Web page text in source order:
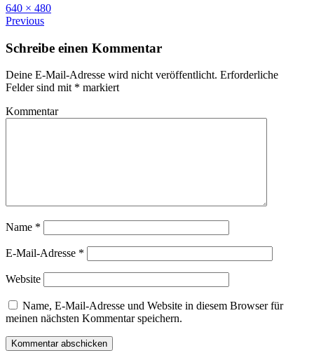
Full
size
640 × 480
Previous
Schreibe einen Kommentar
Deine E-Mail-Adresse wird nicht veröffentlicht. Erforderliche
Felder sind mit * markiert
Kommentar
Name *
E-Mail-Adresse *
Website
Name, E-Mail-Adresse und Website in diesem Browser für
meinen nächsten Kommentar speichern.